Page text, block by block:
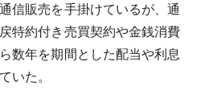
信販売を手掛けているが、通
特約付き売買契約や金銭消費
数年を期間とした配当や利息
いた。